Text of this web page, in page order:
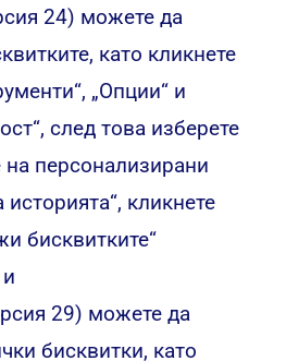
24) можете да
като кликнете
„Опции“ и
след това изберете
на персонализирани
историята“, кликнете
бисквитките“
29) можете да
бисквитки, като